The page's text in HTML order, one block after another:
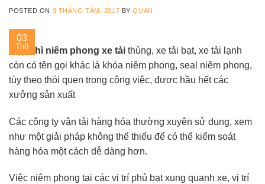
POSTED ON 3 THÁNG TÁM, 2017 BYQUAN
03
Th8
Kẹp chì niêm phong xe tải thùng, xe tải bạt, xe tải lạnh
còn có tên gọi khác là khóa niêm phong, seal niêm phong,
tùy theo thói quen trong công việc, được hầu hết các
xưởng sản xuất
Các công ty vận tải hàng hóa thường xuyên sử dụng, xem
như một giải pháp không thể thiếu để có thể kiểm soát
hàng hóa một cách dễ dàng hơn.
Việc niêm phong tại các vị trí phủ bạt xung quanh xe, vị trí